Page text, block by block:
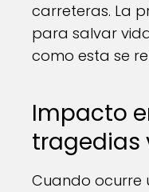
carreteras. La
para salvar
como esta se
Impacto
tragedias
Cuando ocurre